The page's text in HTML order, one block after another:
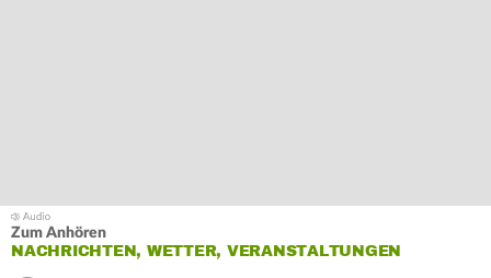
Zum Anhören
NACHRICHTEN, WETTER, VERANSTALTUNGEN